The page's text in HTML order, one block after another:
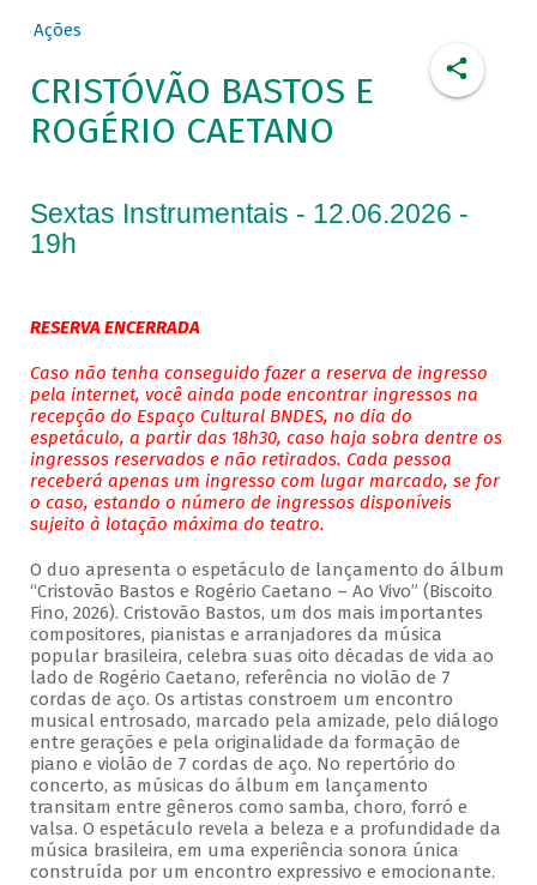
Ações
CRISTÓVÃO BASTOS E
ROGÉRIO CAETANO
Sextas Instrumentais - 12.06.2026 -
19h
RESERVA ENCERRADA
Caso não tenha conseguido fazer a reserva de ingresso
pela internet, você ainda pode encontrar ingressos na
recepção do Espaço Cultural BNDES, no dia do
espetáculo, a partir das 18h30, caso haja sobra dentre os
ingressos reservados e não retirados. Cada pessoa
receberá apenas um ingresso com lugar marcado, se for
o caso, estando o número de ingressos disponíveis
sujeito à lotação máxima do teatro.
O duo apresenta o espetáculo de lançamento do álbum
“Cristovão Bastos e Rogério Caetano – Ao Vivo” (Biscoito
Fino, 2026). Cristovão Bastos, um dos mais importantes
compositores, pianistas e arranjadores da música
popular brasileira, celebra suas oito décadas de vida ao
lado de Rogério Caetano, referência no violão de 7
cordas de aço. Os artistas constroem um encontro
musical entrosado, marcado pela amizade, pelo diálogo
entre gerações e pela originalidade da formação de
piano e violão de 7 cordas de aço. No repertório do
concerto, as músicas do álbum em lançamento
transitam entre gêneros como samba, choro, forró e
valsa. O espetáculo revela a beleza e a profundidade da
música brasileira, em uma experiência sonora única
construída por um encontro expressivo e emocionante.